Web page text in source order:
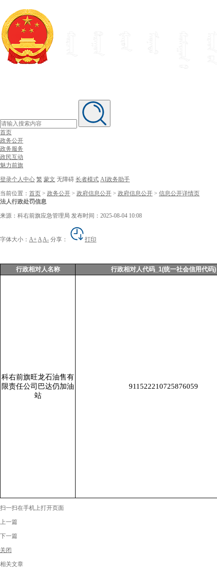
首页
政务公开
政务服务
政民互动
魅力前旗
登录个人中心 繁 蒙文 无障碍 长者模式 AI政务助手
当前位置： 首页 > 政务公开 > 政府信息公开 > 政府信息公开 > 信息公开详情页
法人行政处罚信息
来源：科右前旗应急管理局 发布时间：2025-08-04 10:08
字体大小： A+ AA- 分享： 打印
行政相对人名称 行政相对人代码_1(统一社会信用代码)
科右前旗旺龙石油售有
限责任公司巴达仍加油
站
911522210725876059
扫一扫在手机上打开页面
上一篇
下一篇
关闭
相关文章